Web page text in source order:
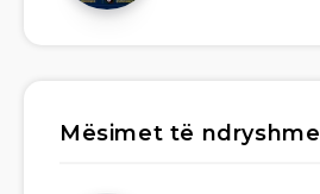
Mësimet të ndryshme